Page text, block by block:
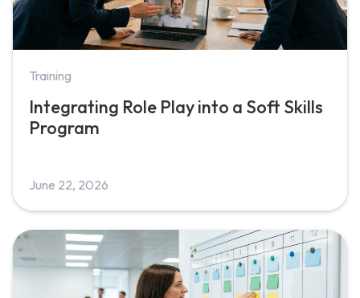
Training
Integrating Role Play into a Soft Skills
Program
June 22, 2026